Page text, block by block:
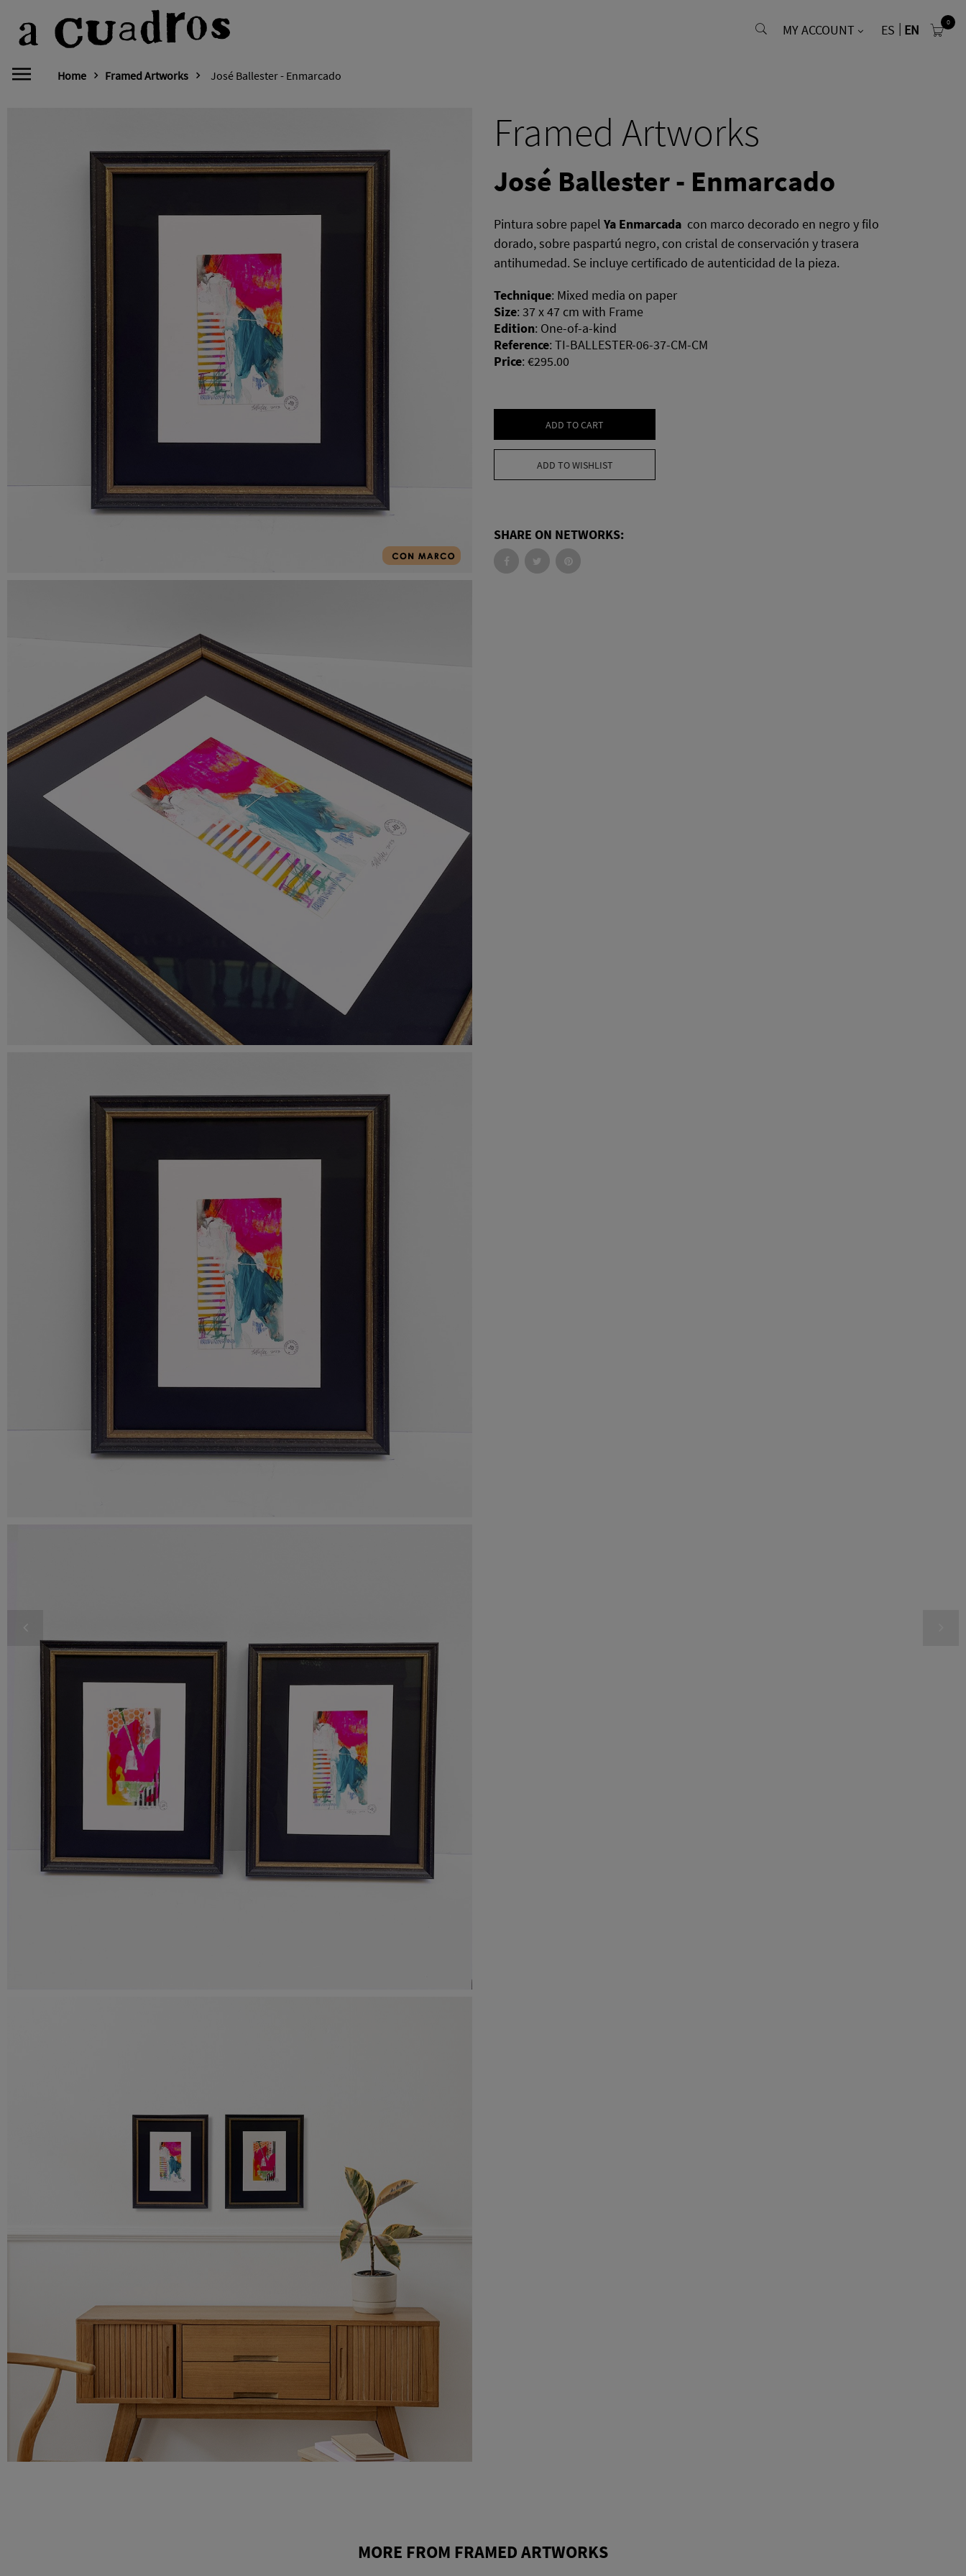
MY ACCOUNT ES EN 0
Home Framed Artworks José Ballester - Enmarcado
Framed Artworks
José Ballester - Enmarcado
Pintura sobre papel Ya Enmarcada con marco decorado en negro y filo
dorado, sobre paspartú negro, con cristal de conservación y trasera
antihumedad. Se incluye certificado de autenticidad de la pieza.
Technique: Mixed media on paper
Size: 37 x 47 cm with Frame
Edition: One-of-a-kind
Reference: TI-BALLESTER-06-37-CM-CM
Price: €295.00
ADD TO CART
ADD TO WISHLIST
SHARE ON NETWORKS:
MORE FROM FRAMED ARTWORKS